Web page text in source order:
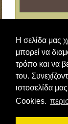
Η σελίδα μας
μπορεί να
τρόπο και να
του.
ιστοσελίδα
Cookies.
ταξίδι της
Επαρ.Οδ.
Τηλ.: +30